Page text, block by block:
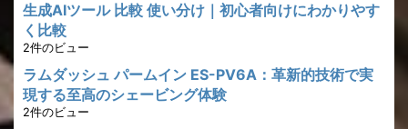
生成AIツール 比較 使い分け｜初心者向けにわかりやす
く比較
2件のビュー
ラムダッシュ パームイン ES-PV6A：革新的技術で実
現する至高のシェービング体験
2件のビュー